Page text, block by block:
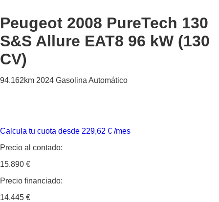
Peugeot 2008 PureTech 130
S&S Allure EAT8 96 kW (130
CV)
94.162km 2024 Gasolina Automático
Calcula tu cuota desde 229,62 € /mes
Precio al contado:
15.890 €
Precio financiado:
14.445 €